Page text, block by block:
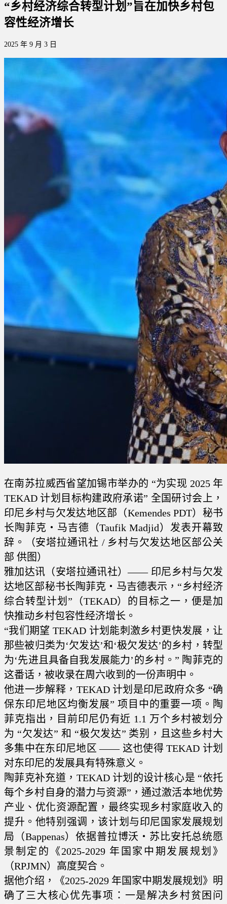
“乡村经济综合转型计划”旨在加快乡村包
容性经济增长
2025 年 9 月 3 日
在南苏拉威西省望加锡市举办的 “为实现 2025 年
TEKAD 计划目标构建政府承诺” 全国研讨会上，
印尼乡村与欠发达地区部（Kemendes PDT）秘书
长陶菲克・马吉德（Taufik Madjid）发表开幕致
辞。（安塔拉通讯社 / 乡村与欠发达地区部公关
部 供图）
雅加达讯（安塔拉通讯社）—— 印尼乡村与欠发
达地区部秘书长陶菲克・马吉德表示，“乡村经济
综合转型计划”（TEKAD）的目标之一，便是加
快推动乡村包容性经济增长。
“我们期望 TEKAD 计划能刺激乡村更快发展，让
那些被归类为‘欠发达’和‘极欠发达’的乡村，转型
为‘先进且具备自我发展能力’的乡村。” 陶菲克的
这番话，被收录在周六收到的一份声明中。
他进一步解释，TEKAD 计划是印尼政府众多 “确
保东印尼地区均衡发展” 项目中的重要一项。陶
菲克指出，目前印尼仍有近 1.1 万个乡村被划分
为 “欠发达” 和 “极欠发达” 类别，且这些乡村大
多集中在东印尼地区 —— 这也使得 TEKAD 计划
对东印尼的发展具有特殊意义。
陶菲克补充道，TEKAD 计划的设计核心是 “依托
每个乡村自身的潜力与资源”，通过激活本地优势
产业、优化资源配置，最终实现乡村家庭收入的
提升。他特别强调，该计划与印尼国家发展规划
局（Bappenas）依据普拉博沃・苏比安托总统愿
景制定的《2025-2029 年国家中期发展规划》
（RPJMN）高度契合。
据他介绍，《2025-2029 年国家中期发展规划》明
确了三大核心优先事项：一是解决乡村贫困问